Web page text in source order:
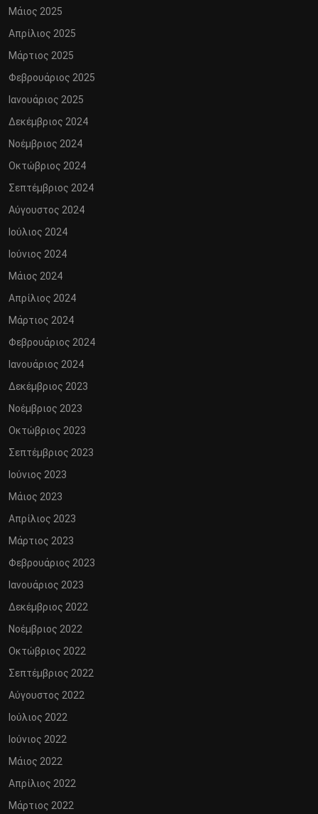
Μάιος 2025
Απρίλιος 2025
Μάρτιος 2025
Φεβρουάριος 2025
Ιανουάριος 2025
Δεκέμβριος 2024
Νοέμβριος 2024
Οκτώβριος 2024
Σεπτέμβριος 2024
Αύγουστος 2024
Ιούλιος 2024
Ιούνιος 2024
Μάιος 2024
Απρίλιος 2024
Μάρτιος 2024
Φεβρουάριος 2024
Ιανουάριος 2024
Δεκέμβριος 2023
Νοέμβριος 2023
Οκτώβριος 2023
Σεπτέμβριος 2023
Ιούνιος 2023
Μάιος 2023
Απρίλιος 2023
Μάρτιος 2023
Φεβρουάριος 2023
Ιανουάριος 2023
Δεκέμβριος 2022
Νοέμβριος 2022
Οκτώβριος 2022
Σεπτέμβριος 2022
Αύγουστος 2022
Ιούλιος 2022
Ιούνιος 2022
Μάιος 2022
Απρίλιος 2022
Μάρτιος 2022